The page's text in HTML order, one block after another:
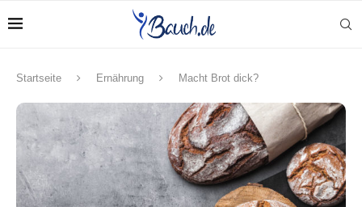
Startseite Ernährung Macht Brot dick?